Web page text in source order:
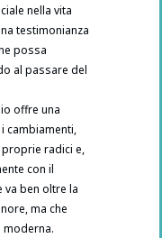
nella vita
testimonianza
possa
al passare del
offre una
cambiamenti,
radici e,
con il
ben oltre la
ma che
moderna.